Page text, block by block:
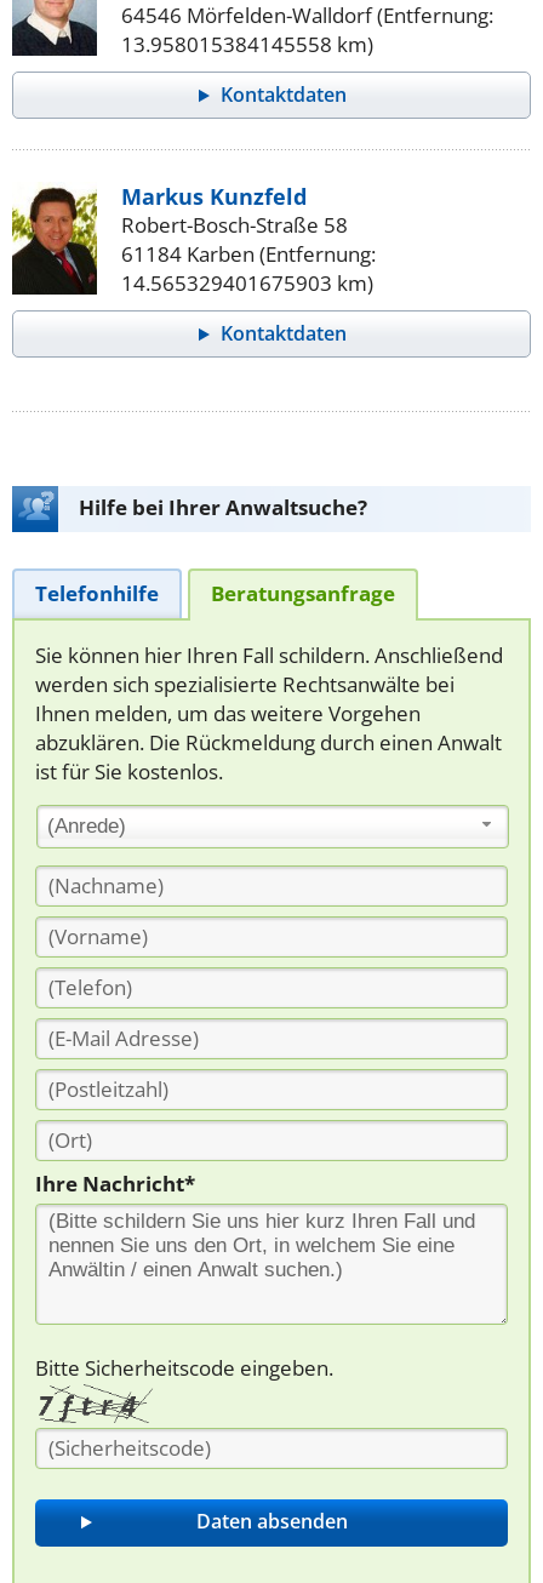
64546 Mörfelden-Walldorf (Entfernung:
13.958015384145558 km)
Kontaktdaten
Markus Kunzfeld
Robert-Bosch-Straße 58
61184 Karben (Entfernung:
14.565329401675903 km)
Kontaktdaten
Hilfe bei Ihrer Anwaltsuche?
Telefonhilfe Beratungsanfrage
Sie können hier Ihren Fall schildern. Anschließend
werden sich spezialisierte Rechtsanwälte bei
Ihnen melden, um das weitere Vorgehen
abzuklären. Die Rückmeldung durch einen Anwalt
ist für Sie kostenlos.
(Anrede)
Ihre Nachricht*
Bitte Sicherheitscode eingeben.